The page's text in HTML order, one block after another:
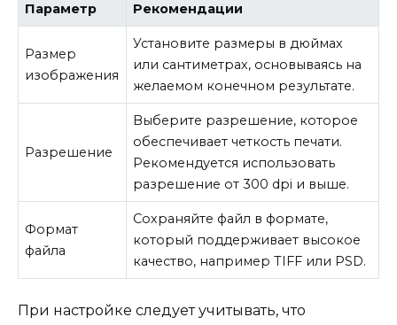
Параметр Рекомендации
Размер
изображения
Установите размеры в дюймах
или сантиметрах, основываясь на
желаемом конечном результате.
Разрешение
Выберите разрешение, которое
обеспечивает четкость печати.
Рекомендуется использовать
разрешение от 300 dpi и выше.
Формат
файла
Сохраняйте файл в формате,
который поддерживает высокое
качество, например TIFF или PSD.
При настройке следует учитывать, что